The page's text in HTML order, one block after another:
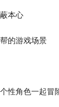
本心
的游戏场景
性角色一起冒